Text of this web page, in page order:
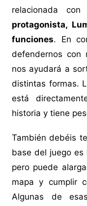
relacionada con
protagonista,
funciones. En
defendernos con
nos ayudará a
distintas formas.
está
historia y tiene
También debéis
base del juego
pero puede
mapa y cumplir
Algunas de